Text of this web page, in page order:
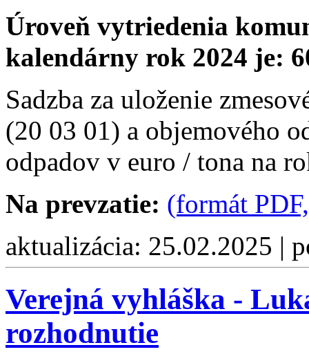
Úroveň vytriedenia
kalendárny rok 2024 je:
Sadzba za uloženie
(20 03 01) a objemového
odpadov v euro / tona na
Na prevzatie: (formát
aktualizácia: 25.02.2025 |
Verejná vyhláška -
rozhodnutie